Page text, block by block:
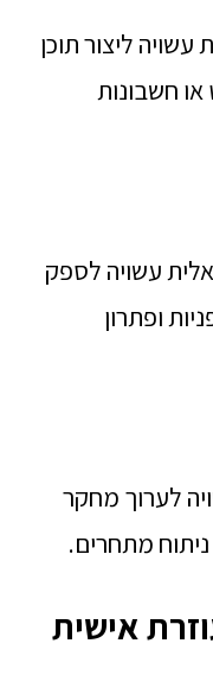
עשויה ליצור תוכן
או חשבונות
עשויה לספק
ופתרון
לערוך מחקר
מתחרים.
אישית